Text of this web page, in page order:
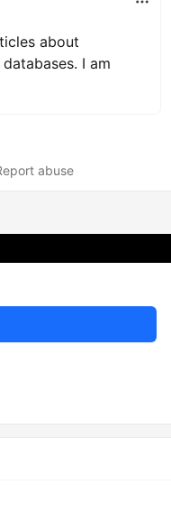
about
I am
abuse